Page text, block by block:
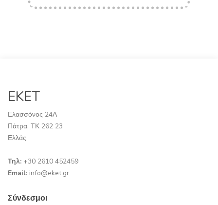
EKET
Ελασσόνος 24Α
Πάτρα, ΤΚ 262 23
Ελλάς
Τηλ: +30 2610 452459
Email: info@eket.gr
Σύνδεσμοι